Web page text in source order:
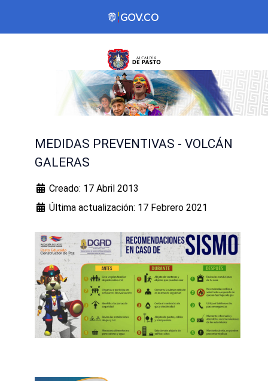
MEDIDAS PREVENTIVAS - VOLCÁN
GALERAS
Creado: 17 Abril 2013
Última actualización: 17 Febrero 2021